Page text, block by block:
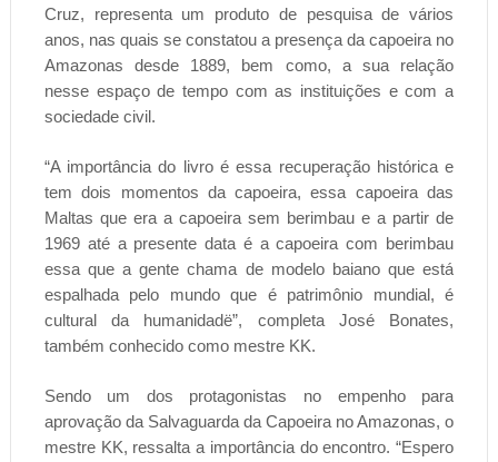
Cruz, representa um produto de pesquisa de vários
anos, nas quais se constatou a presença da capoeira no
Amazonas desde 1889, bem como, a sua relação
nesse espaço de tempo com as instituições e com a
sociedade civil.
“A importância do livro é essa recuperação histórica e
tem dois momentos da capoeira, essa capoeira das
Maltas que era a capoeira sem berimbau e a partir de
1969 até a presente data é a capoeira com berimbau
essa que a gente chama de modelo baiano que está
espalhada pelo mundo que é patrimônio mundial, é
cultural da humanidadë”, completa José Bonates,
também conhecido como mestre KK.
Sendo um dos protagonistas no empenho para
aprovação da Salvaguarda da Capoeira no Amazonas, o
mestre KK, ressalta a importância do encontro. “Espero